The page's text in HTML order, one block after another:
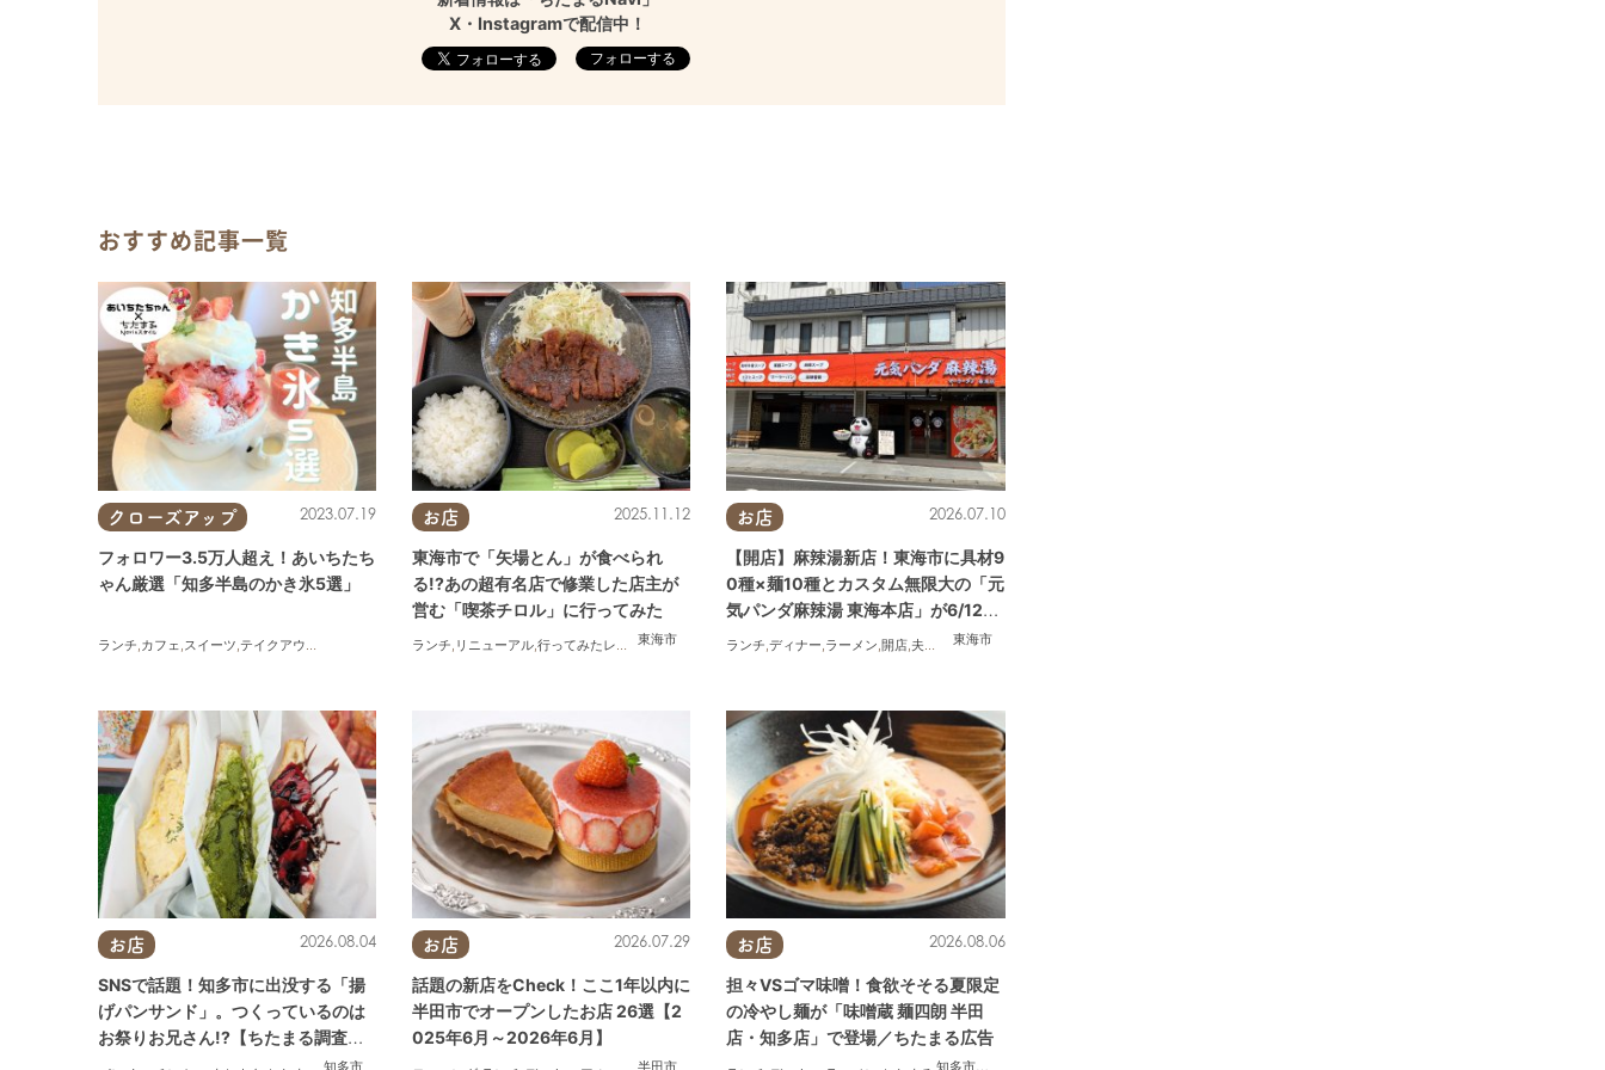
X・Instagramで配信中！
フォローする
おすすめ記事一覧
クローズアップ 2023.07.19
フォロワー3.5万人超え！あいちたち
ゃん厳選「知多半島のかき氷5選」
ランチ,カフェ,スイーツ,テイクアウト
お店
東海市
2025.11.12
東海市で「矢場とん」が食べられ
る!?あの超有名店で修業した店主が
営む「喫茶チロル」に行ってみた
ランチ, リニューアル,行ってみたレポ 夫婦,おひとりさま
お店
東海市
2026.07.10
【開店】麻辣湯新店！東海市に具材9
0種×麺10種とカスタム無限大の「元
気パンダ麻辣湯 東海本店」が6/12
(金)オープン
ランチ,ディナー,ラーメン,開店,夫婦 カップル
お店
知多市
2026.08.04
SNSで話題！知多市に出没する「揚
げパンサンド」。つくっているのは
お祭りお兄さん!?【ちたまる調査隊#
55】
お店
半田市
2026.07.29
話題の新店をCheck！ここ1年以内に
半田市でオープンしたお店 26選【2
025年6月～2026年6月】
お店
知多市
, 半田市
2026.08.06
担々VSゴマ味噌！食欲そそる夏限定
の冷やし麺が「味噌蔵 麺四朗 半田
店・知多店」で登場／ちたまる広告